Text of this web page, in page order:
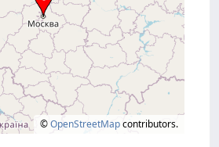
©OpenStreetMapcontributors.